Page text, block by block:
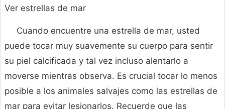
Ver estrellas de mar
Cuando encuentre una estrella de mar, usted
puede tocar muy suavemente su cuerpo para sentir
su piel calcificada y tal vez incluso alentarlo a
moverse mientras observa. Es crucial tocar lo menos
posible a los animales salvajes como las estrellas de
mar para evitar lesionarlos. Recuerde que las